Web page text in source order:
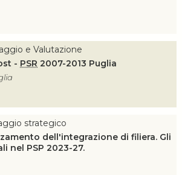
e Valutazione
- PSR 2007-2013 Puglia
strategico
dell'integrazione di filiera. Gli
nel PSP 2023-27.